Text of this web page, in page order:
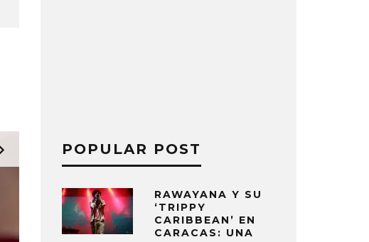
POPULAR POST
RAWAYANA Y SU
‘TRIPPY
CARIBBEAN’ EN
CARACAS: UNA